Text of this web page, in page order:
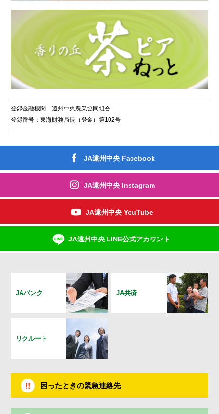
登録金融機関 遠州中央農業協同組合
登録番号：東海財務局長（登金）第102号
JA遠州中央 Facebook
JA遠州中央 Instagram
JA遠州中央 YouTube
JA遠州中央 LINE公式アカウント
JAバンク JA共済
リクルート
困ったときの緊急連絡先